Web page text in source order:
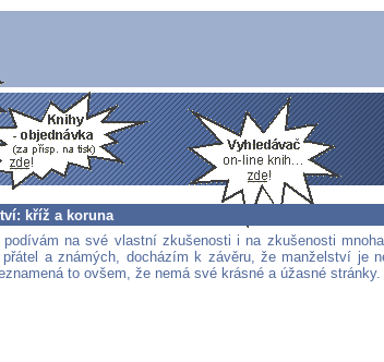
kříž a koruna
podívám na své vlastní zkušenosti i na zkušenosti
přátel a známých, docházím k závěru, že manželství je
to ovšem, že nemá své krásné a úžasné stránky.